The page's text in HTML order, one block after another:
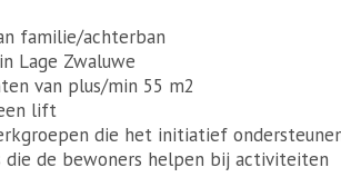
familie/achterban
Lage Zwaluwe
van plus/min 55 m2
lift
die het initiatief
de bewoners helpen bij activiteiten